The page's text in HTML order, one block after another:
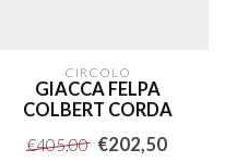
CIRCOLO
GIACCA FELPA
COLBERT CORDA
€405,00 €202,50